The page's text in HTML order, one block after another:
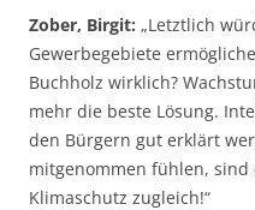
Zober, Birgit: „Letztlich
Gewerbegebiete
Buchholz wirklich?
mehr die beste Lösung.
den Bürgern gut erklärt
mitgenommen fühlen,
Klimaschutz zugleich!“